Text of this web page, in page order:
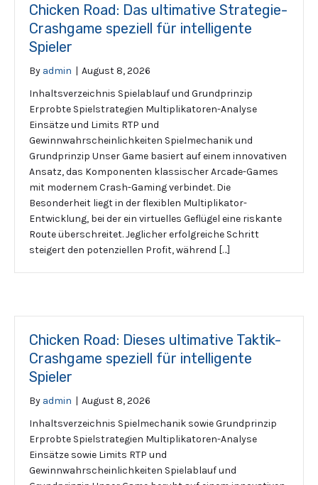
Chicken Road: Das ultimative Strategie-
Crashgame speziell für intelligente
Spieler
By admin | August 8, 2026
Inhaltsverzeichnis Spielablauf und Grundprinzip
Erprobte Spielstrategien Multiplikatoren-Analyse
Einsätze und Limits RTP und
Gewinnwahrscheinlichkeiten Spielmechanik und
Grundprinzip Unser Game basiert auf einem innovativen
Ansatz, das Komponenten klassischer Arcade-Games
mit modernem Crash-Gaming verbindet. Die
Besonderheit liegt in der flexiblen Multiplikator-
Entwicklung, bei der ein virtuelles Geflügel eine riskante
Route überschreitet. Jeglicher erfolgreiche Schritt
steigert den potenziellen Profit, während […]
Chicken Road: Dieses ultimative Taktik-
Crashgame speziell für intelligente
Spieler
By admin | August 8, 2026
Inhaltsverzeichnis Spielmechanik sowie Grundprinzip
Erprobte Spielstrategien Multiplikatoren-Analyse
Einsätze sowie Limits RTP und
Gewinnwahrscheinlichkeiten Spielablauf und